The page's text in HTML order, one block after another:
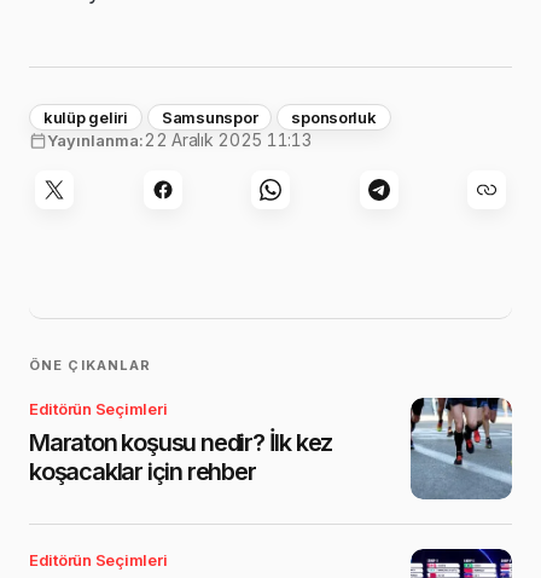
kulüp geliri Samsunspor
sponsorluk
Yayınlanma:22 Aralık 2025 11:13
ÖNE ÇIKANLAR
Editörün Seçimleri
Maraton koşusu nedir? İlk kez
koşacaklar için rehber
Editörün Seçimleri